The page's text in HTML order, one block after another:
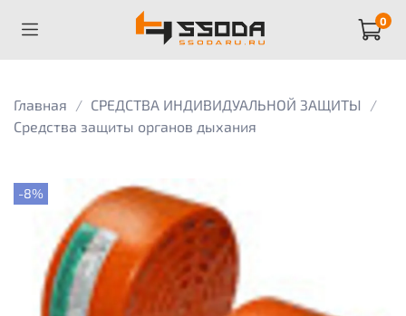
0
Главная
СРЕДСТВА ИНДИВИДУАЛЬНОЙ ЗАЩИТЫ
Средства защиты органов дыхания
-8%